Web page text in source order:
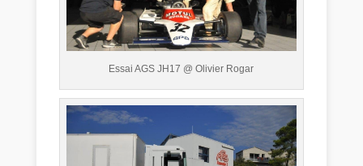
Essai AGS JH17 @ Olivier Rogar